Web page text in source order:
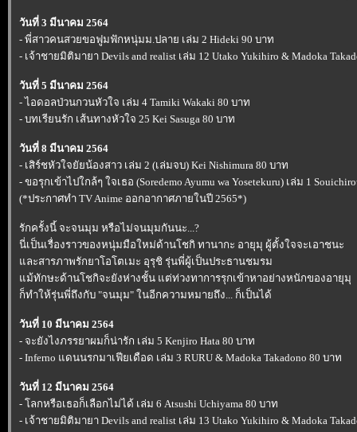
วันที่ 3 มีนาคม 2564
- พี่สาวคนสวยขอฟูมฟักหนุ่มม.ปลาย เล่ม 2 Hideki 90 บาท
- เจ้าชายมิติมายา Devils and realist เล่ม 12 Utako Yukihiro & Madoka
วันที่ 5 มีนาคม 2564
- ไอดอลป่วนกวนหัวใจ เล่ม 4 Tamiki Wakaki 80 บาท
- บทเรียนรัก เส้นทางหัวใจ 25 Kei Sasuga 80 บาท
วันที่ 8 มีนาคม 2564
- เสิร์ชหัวใจยัยน้องสาว เล่ม 2 (เล่มจบ) Kei Nishimura 80 บาท
- ขอรุกเข้าไปใกล้ๆ ใจเธอ (Soredemo Ayumu wa Yosetekuru) เล่ม 1
(*ประกาศทำ TV Anime ออกอากาศภายในปี 2565*)
รักครั้งนี้ จะจนมุม หรือไม่จนมุมกันนะ...?
นี่เป็นเรื่องราวของหนุ่มมือใหม่ด้านโชกิ ทานากะ อายุมุ ผู้ตั้งใจจะเอาชนะ
ละสารภาพรักยาโอโตเมะ อุรุชิ รุ่นพี่ผู้เป็นประธานชมรม
ม้ทักษะด้านโชกิจะยังห่างชั้น แต่ท่วงทาการรุกเข้าหาอย่างหนักของอายุมุ
ก็ทำให้รุ่นพี่ถึงกับ "จนมุม" ในอีกความหมายถึง... ก็เป็นได้
วันที่ 10 มีนาคม 2564
- จะยังไงภรรยาผมก็น่ารัก เล่ม 5 Kenjiro Hata 80 บาท
- Inferno แดนนรกมาเฟียเดือด เล่ม 3 RURU & Madoka Takadono 80 บาท
วันที่ 12 มีนาคม 2564
- โลกหรือเธอก็เลือกไม่ได้ เล่ม 6 Atsushi Uchiyama 80 บาท
- เจ้าชายมิติมายา Devils and realist เล่ม 13 Utako Yukihiro & Madoka